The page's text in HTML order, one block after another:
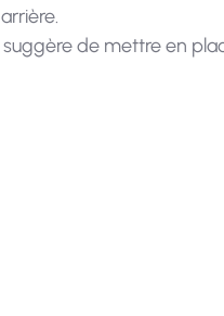
de mettre en